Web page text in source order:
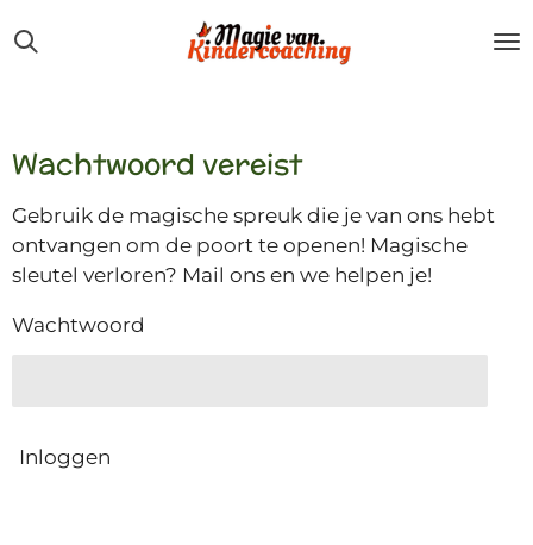
Ga
direct
Wachtwoord vereist
Gebruik de magische spreuk die je van ons hebt
ontvangen om de poort te openen! Magische
sleutel verloren? Mail ons en we helpen je!
Wachtwoord
Inloggen